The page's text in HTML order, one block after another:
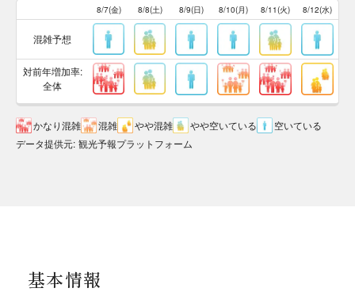
8/7(金) 8/8(土) 8/9(日) 8/10(月) 8/11(火) 8/12(水)
混雑予想
対前年増加率:
全体
かなり混雑 混雑 やや混雑 やや空いている
空いている
データ提供元: 観光予報プラットフォーム
基本情報